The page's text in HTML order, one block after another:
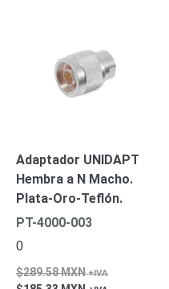
TVI / AHD
/ CVI
Drones,
Industriales
Energía
Adaptadores
ParedBaterías
Alimentación
Adaptador UNIDAPT
Hembra a N Macho.
Plata-Oro-Teflón.
PT-4000-003
0
289.58MXN